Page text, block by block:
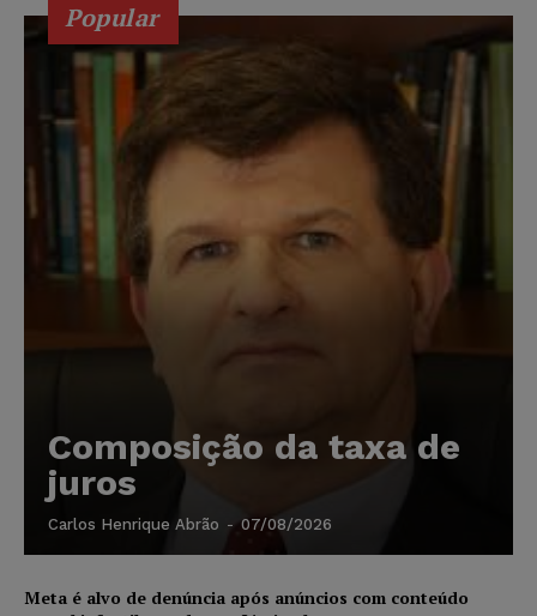
Popular
Composição da taxa de
juros
Carlos Henrique Abrão - 07/08/2026
Meta é alvo de denúncia após anúncios com conteúdo